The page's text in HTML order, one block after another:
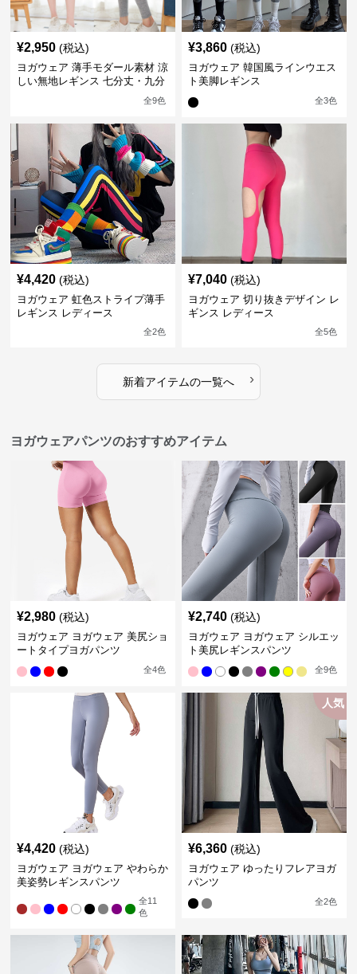
¥2,950 (税込)
ヨガウェア 薄手モダール素材 涼
しい無地レギンス 七分丈・九分
全9色
¥3,860 (税込)
ヨガウェア 韓国風ラインウエス
ト美脚レギンス
全3色
¥4,420 (税込)
ヨガウェア 虹色ストライプ薄手
レギンス レディース
全2色
¥7,040 (税込)
ヨガウェア 切り抜きデザイン レ
ギンス レディース
全5色
新着アイテムの一覧へ ›
ヨガウェアパンツのおすすめアイテム
¥2,980 (税込)
ヨガウェア ヨガウェア 美尻ショ
ートタイプヨガパンツ
全4色
¥2,740 (税込)
ヨガウェア ヨガウェア シルエッ
ト美尻レギンスパンツ
全9色
¥4,420 (税込)
ヨガウェア ヨガウェア やわらか
美姿勢レギンスパンツ
全11
色
人気
¥6,360 (税込)
ヨガウェア ゆったりフレアヨガ
パンツ
全2色